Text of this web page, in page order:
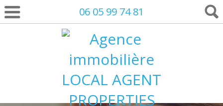
06 05 99 74 81